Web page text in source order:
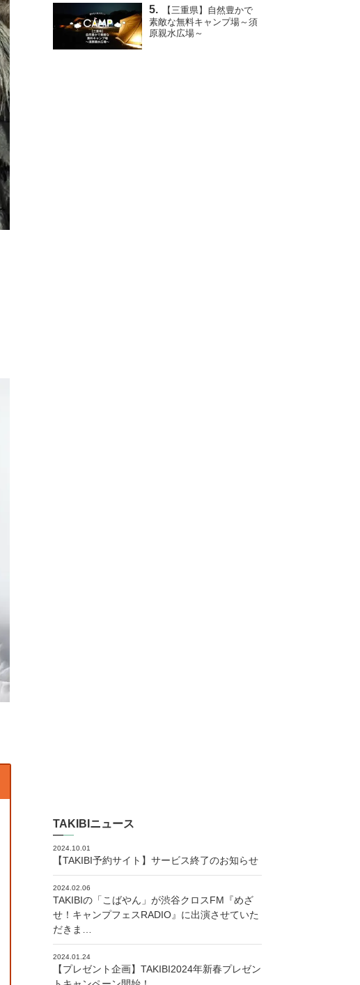
【三重県】自然豊かで
素敵な無料キャンプ場～須
原親水広場～
TAKIBIニュース
2024.10.01
【TAKIBI予約サイト】サービス終了のお知らせ
2024.02.06
TAKIBIの「こばやん」が渋谷クロスFM『めざ
せ！キャンプフェスRADIO』に出演させていた
だきま…
2024.01.24
【プレゼント企画】TAKIBI2024年新春プレゼン